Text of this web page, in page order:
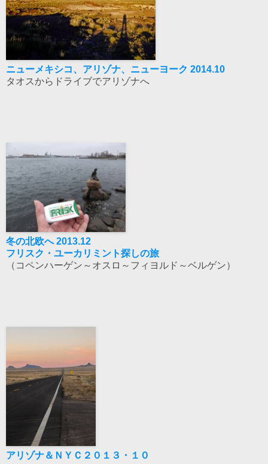
ニューメキシコ、アリゾナ、ニューヨーク 2014.10
タオスからドライブでアリゾナへ
冬の北欧へ 2013.12
フリスク・ユーカリミント探しの旅
（コペンハーゲン～オスロ～フィヨルド～ベルゲン）
アリゾナ＆ＮＹＣ２０１３・１０